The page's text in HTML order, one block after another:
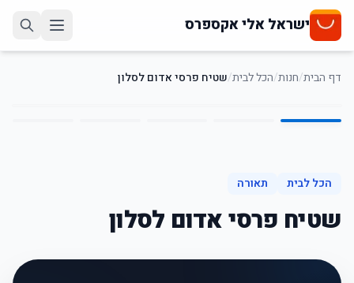
ישראל אלי אקספרס
דף הבית/חנות/הכל לבית/שטיח פרסי אדום לסלון
1
/
5
הכל לבית תאורה
שטיח פרסי אדום לסלון